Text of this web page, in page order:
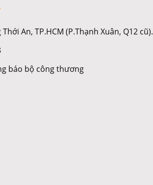
An, TP.HCM (P.Thạnh Xuân, Q12 cũ).